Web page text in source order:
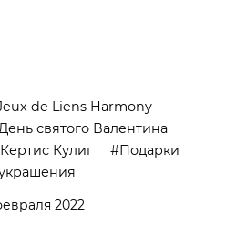
de Liens Harmony
святого Валентина
Кертис Кулиг
Подарки
2022